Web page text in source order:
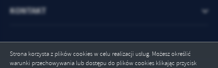
Strona korzysta z plików cookies w celu realizacji usług. Możesz określić
warunki przechowywania lub dostępu do plików cookies klikając przycisk
KONTAKT